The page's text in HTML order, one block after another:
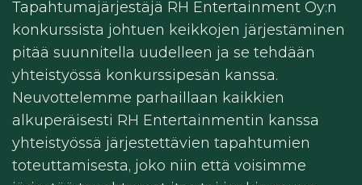
Tapahtumajärjestäjä RH Entertainment Oy:n
konkurssista johtuen keikkojen järjestäminen
pitää suunnitella uudelleen ja se tehdään
yhteistyössä konkurssipesän kanssa.
Neuvottelemme parhaillaan kaikkien
alkuperäisesti RH Entertainmentin kanssa
yhteistyössä järjestettävien tapahtumien
toteuttamisesta, joko niin että voisimme